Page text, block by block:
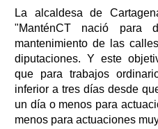
La alcaldesa de
"ManténCT nació para
mantenimiento de las
diputaciones. Y este
que para trabajos
inferior a tres días desde
un día o menos para
menos para actuaciones